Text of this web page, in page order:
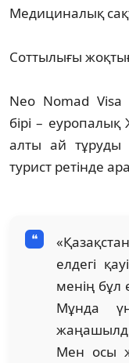
Медициналық
Соттылығы
Neo Nomad Visa
бірі –
алты ай тұруды
турист ретінде
елдегі
менің бұл
Мұнда
Мен осы